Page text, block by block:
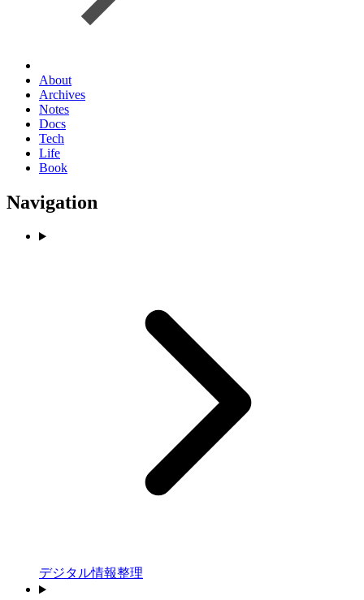
About
Archives
Notes
Docs
Tech
Life
Book
Navigation
デジタル情報整理